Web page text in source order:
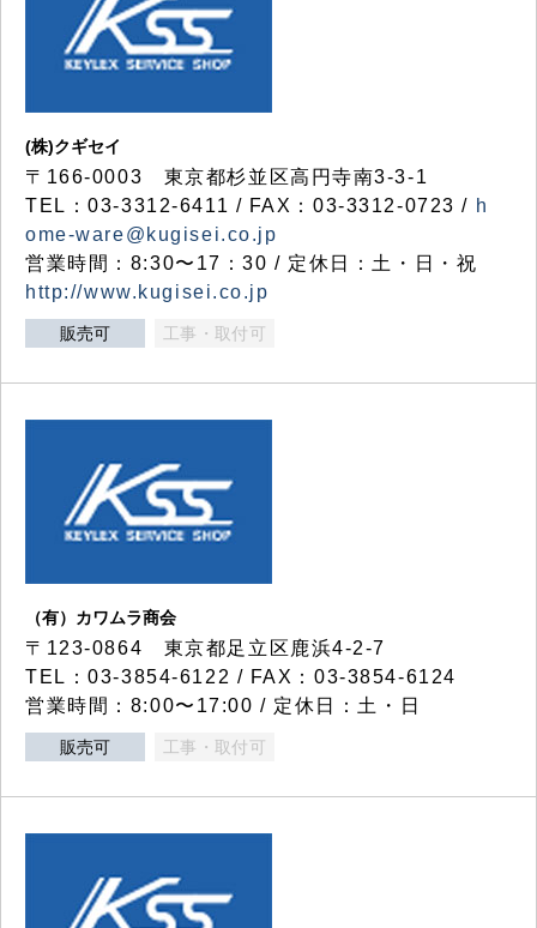
(株)クギセイ
〒166-0003 東京都杉並区高円寺南3-3-1
TEL：03-3312-6411 / FAX：03-3312-0723 / h
ome-ware@kugisei.co.jp
営業時間：8:30〜17：30 / 定休日：土・日・祝
http://www.kugisei.co.jp
販売可 工事・取付可
（有）カワムラ商会
〒123-0864 東京都足立区鹿浜4-2-7
TEL：03-3854-6122 / FAX：03-3854-6124
営業時間：8:00〜17:00 / 定休日：土・日
販売可 工事・取付可